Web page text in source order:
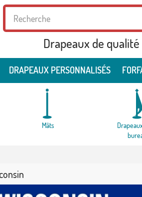
Drapeaux de
DRAPEAUX PERSONNALISÉS
Mâts